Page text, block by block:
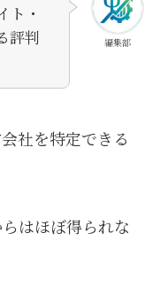
編集部
ト・
評判
社を特定できる
はほぼ得られな